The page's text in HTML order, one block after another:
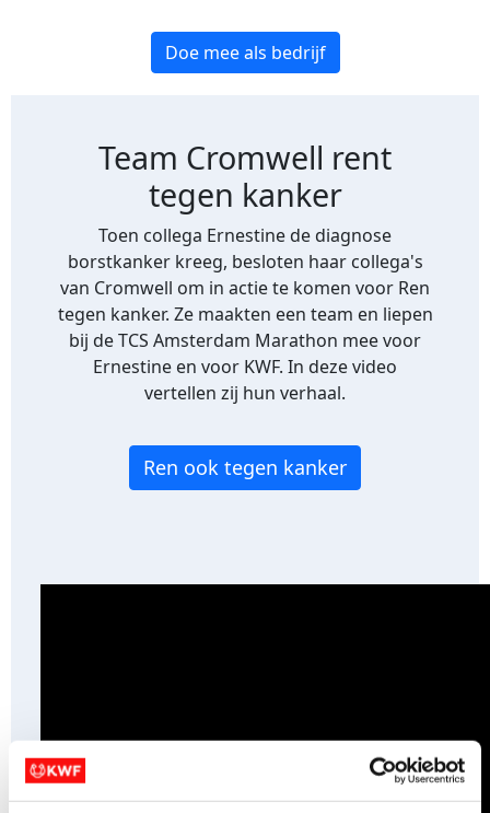
Doe mee als bedrijf
Team Cromwell rent
tegen kanker
Toen collega Ernestine de diagnose
borstkanker kreeg, besloten haar collega's
van Cromwell om in actie te komen voor Ren
tegen kanker. Ze maakten een team en liepen
bij de TCS Amsterdam Marathon mee voor
Ernestine en voor KWF. In deze video
vertellen zij hun verhaal.
Ren ook tegen kanker